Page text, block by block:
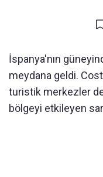
İspanya'nın
meydana geldi.
turistik merkezler
bölgeyi etkileyen